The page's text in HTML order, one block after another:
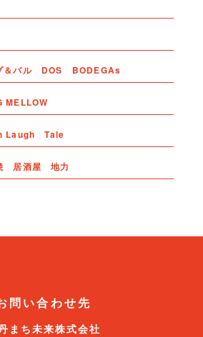
＆バル DOS BODEGAs
MELLOW
Laugh Tale
居酒屋 地力
問い合わせ先
まち未来株式会社